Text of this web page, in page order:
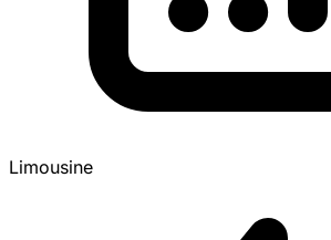
Limousine